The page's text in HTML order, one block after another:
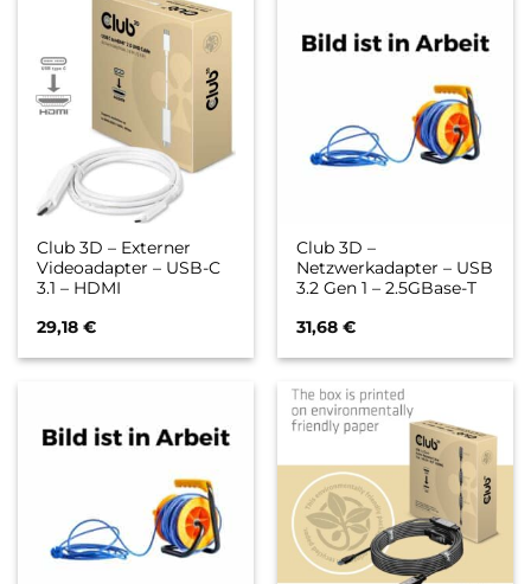
Club 3D – Externer
Videoadapter – USB-C
3.1 – HDMI
29,18€
Club 3D –
Netzwerkadapter – USB
3.2 Gen 1 – 2.5GBase-T
31,68€